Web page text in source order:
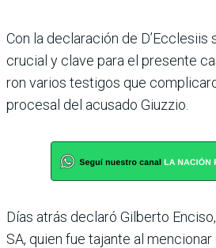
Con la declaración de D’Ec­clesiis
crucial y clave para el pre­sente
ron varios testigos que
procesal del acusado Giuzzio.
Días atrás declaró Gilberto
SA, quien fue tajante al